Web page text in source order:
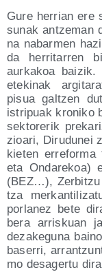
Gure herrian ere
su­nak antze­man
na nabar­men
da herri­ta­rren
aur­ka­koa bai­zik.
ete­ki­nak
pisua gal­tzen
istri­puak kro­ni­ko
sek­to­re­rik
zioa­ri, Diru­du­nei
kie­ten erre­for­ma
eta Onda­re­koa)
(BEZ…),
tza
por­la­nez bete
bera arris­kuan
deza­ke­gu­na
base­rri,
mo des­ager­tu